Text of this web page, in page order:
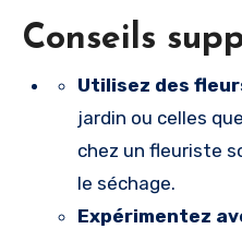
Conseils
Utilisez des
jardin ou celles
chez un fleuriste
le séchage.
Expérimentez